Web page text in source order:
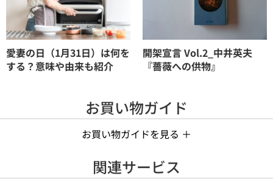
愛妻の日（1月31日）は何を
する？意味や由来も紹介
開架宣言 Vol.2_中井英夫
『薔薇への供物』
お買い物ガイド
お買い物ガイドを見る ＋
お花代の他に、商品1件ごとに手数料990円（税込）がかかります。
お支払いについて
関連サービス